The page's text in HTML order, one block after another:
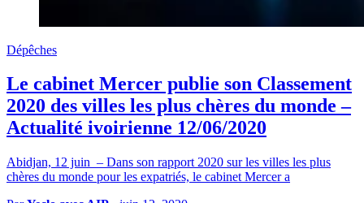
Dépêches
Le cabinet Mercer publie son Classement
2020 des villes les plus chères du monde –
Actualité ivoirienne 12/06/2020
Abidjan, 12 juin – Dans son rapport 2020 sur les villes les plus
chères du monde pour les expatriés, le cabinet Mercer a